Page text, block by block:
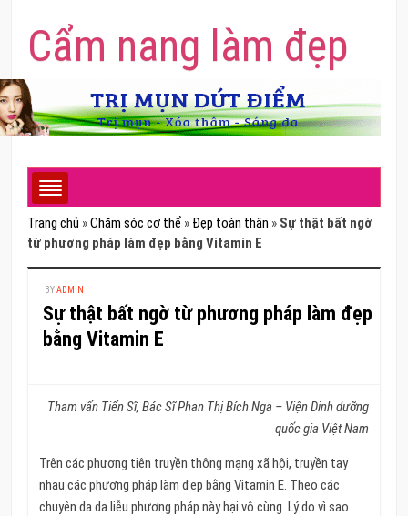
Cẩm nang làm đẹp
Trang chủ »Chăm sóc cơ thể » Đẹp toàn thân » Sự thật bất ngờ
từ phương pháp làm đẹp bằng Vitamin E
BYADMIN
Sự thật bất ngờ từ phương pháp làm đẹp
bằng Vitamin E
Tham vấn Tiến Sĩ, Bác Sĩ Phan Thị Bích Nga – Viện Dinh dưỡng
quốc gia Việt Nam
Trên các phương tiên truyền thông mạng xã hội, truyền tay
nhau các phương pháp làm đẹp bằng Vitamin E. Theo các
chuyên da da liễu phương pháp này hại vô cùng. Lý do vì sao